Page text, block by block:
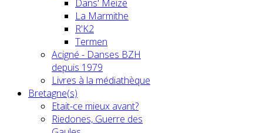
Dans' Meizë
La Marmithe
R'K2
Termen
Acigné - Danses BZH
depuis 1979
Livres à la médiathèque
Bretagne(s)
Etait-ce mieux avant?
Riedones, Guerre des